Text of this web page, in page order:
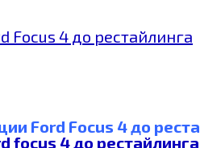
Ford Focus 4 до